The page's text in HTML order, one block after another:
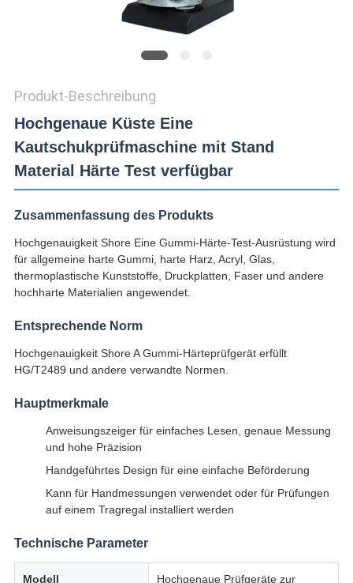
POLICY
Produkt-Beschreibung
Hochgenaue Küste Eine
Kautschukprüfmaschine mit Stand
Material Härte Test verfügbar
Zusammenfassung des Produkts
Hochgenauigkeit Shore Eine Gummi-Härte-Test-Ausrüstung wird
für allgemeine harte Gummi, harte Harz, Acryl, Glas,
thermoplastische Kunststoffe, Druckplatten, Faser und andere
hochharte Materialien angewendet.
Entsprechende Norm
Hochgenauigkeit Shore A Gummi-Härteprüfgerät erfüllt
HG/T2489 und andere verwandte Normen.
Hauptmerkmale
Anweisungszeiger für einfaches Lesen, genaue Messung
und hohe Präzision
Handgeführtes Design für eine einfache Beförderung
Kann für Handmessungen verwendet oder für Prüfungen
auf einem Tragregal installiert werden
Technische Parameter
Modell Hochgenaue Prüfgeräte zur